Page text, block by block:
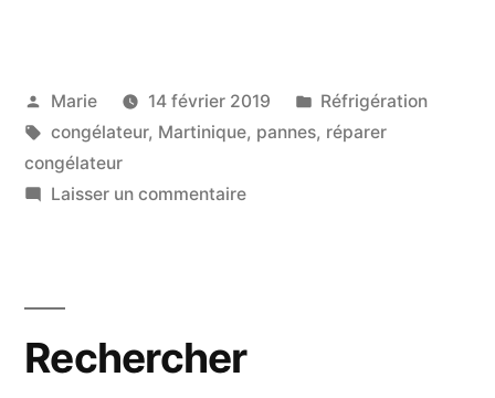
Publié
par
Marie 14 février 2019
Publié
dans
Réfrigération
Étiquettes :
congélateur, Martinique, pannes, réparer
congélateur
Laisser un commentairesur
Martinique
Rechercher